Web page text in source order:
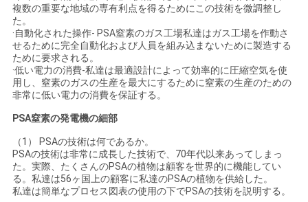
ス
事
件
引
金
を
複数の重要な地域の専有利点を得るためにこの技術を微調整し
た。
·自動化された操作- PSA窒素のガス工場私達はガス工場を作動さ
せるために完全自動化および人員を組み込まないために製造する
ために要求される。
·低い電力の消費-私達は最適設計によって効率的に圧縮空気を使
用し、窒素のガスの生産を最大にするために窒素の生産のための
非常に低い電力の消費を保証する。
PSA窒素の発電機の細部
（1） PSAの技術は何であるか。
PSAの技術は非常に成長した技術で、70年代以来あってしまっ
た。実際、たくさんのPSAの植物は顧客を世界的に機能してい
る。私達は56ヶ国上の顧客に私達のPSAの植物を供給した。
私達は簡単なプロセス図表の使用の下でPSAの技術を説明する。